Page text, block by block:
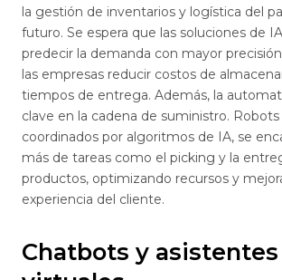
la gestión de inventarios y logística del
futuro. Se espera que las soluciones de
predecir la demanda con mayor
las empresas reducir costos de
tiempos de entrega. Además, la
clave en la cadena de suministro.
coordinados por algoritmos de IA, se
más de tareas como el picking y la
productos, optimizando recursos y
experiencia del cliente.
Chatbots y asistentes